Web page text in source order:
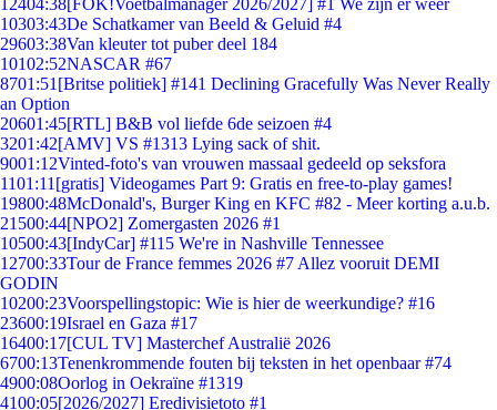
12404:38[FOK!Voetbalmanager 2026/2027] #1 We zijn er weer
10303:43De Schatkamer van Beeld & Geluid #4
29603:38Van kleuter tot puber deel 184
10102:52NASCAR #67
8701:51 [Britse politiek] #141 Declining Gracefully Was Never Really
an Option
20601:45[RTL] B&B vol liefde 6de seizoen #4
3201:42[AMV] VS #1313 Lying sack of shit.
9001:12Vinted-foto's van vrouwen massaal gedeeld op seksfora
1101:11 [gratis] Videogames Part 9: Gratis en free-to-play games!
19800:48McDonald's, Burger King en KFC #82 - Meer korting a.u.b.
21500:44[NPO2] Zomergasten 2026 #1
10500:43[IndyCar] #115 We're in Nashville Tennessee
12700:33Tour de France femmes 2026 #7 Allez vooruit DEMI
GODIN
10200:23Voorspellingstopic: Wie is hier de weerkundige? #16
23600:19Israel en Gaza #17
16400:17[CUL TV] Masterchef Australië 2026
6700:13Tenenkrommende fouten bij teksten in het openbaar #74
4900:08Oorlog in Oekraïne #1319
4100:05[2026/2027] Eredivisietoto #1